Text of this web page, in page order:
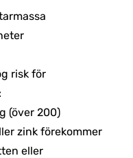
risk för
(över 200)
zink förekommer
eller